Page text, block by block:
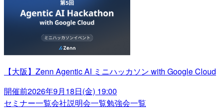
【大阪】Zenn Agentic AI ミニハッカソン with Google Cloud
開催前2026年9月18日(金) 19:00
セミナー一覧会社説明会一覧勉強会一覧